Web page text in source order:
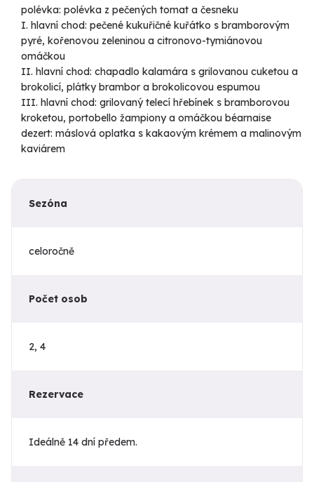
polévka: polévka z pečených tomat a česneku
I. hlavní chod: pečené kukuřičné kuřátko s bramborovým
pyré, kořenovou zeleninou a citronovo-tymiánovou
omáčkou
II. hlavní chod: chapadlo kalamára s grilovanou cuketou a
brokolicí, plátky brambor a brokolicovou espumou
III. hlavní chod: grilovaný telecí hřebínek s bramborovou
kroketou, portobello žampiony a omáčkou béarnaise
dezert: máslová oplatka s kakaovým krémem a malinovým
kaviárem
Sezóna
celoročně
Počet osob
2, 4
Rezervace
Ideálně 14 dní předem.